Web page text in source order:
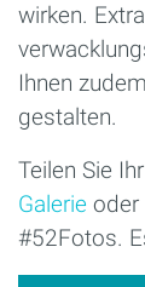
wirken.
Ihnen
gestalten.
Teilen Sie
Galerie oder
#52Fotos.